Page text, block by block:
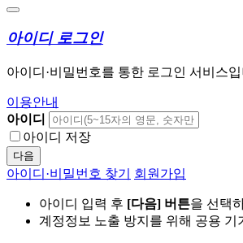
아이디 로그인
아이디·비밀번호를 통한 로그인 서비스
이용안내
아이디
아이디 저장
다음
아이디·비밀번호 찾기 회원가입
아이디 입력 후 [다음] 버튼을 선택
계정정보 노출 방지를 위해 공용